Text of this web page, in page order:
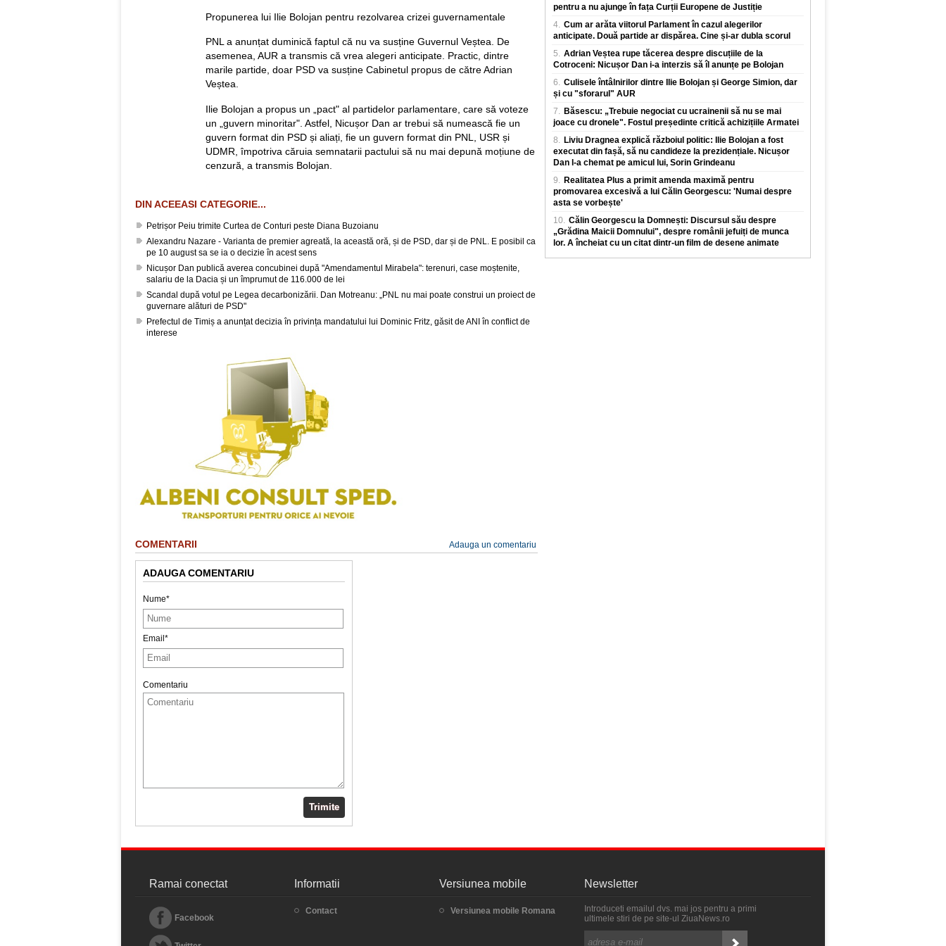
Propunerea lui Ilie Bolojan pentru rezolvarea crizei guvernamentale
PNL a anunțat duminică faptul că nu va susține Guvernul Veștea. De
asemenea, AUR a transmis că vrea alegeri anticipate. Practic, dintre
marile partide, doar PSD va susține Cabinetul propus de către Adrian
Veștea.
Ilie Bolojan a propus un „pact" al partidelor parlamentare, care să voteze
un „guvern minoritar". Astfel, Nicușor Dan ar trebui să numească fie un
guvern format din PSD și aliați, fie un guvern format din PNL, USR și
UDMR, împotriva căruia semnatarii pactului să nu mai depună moțiune de
cenzură, a transmis Bolojan.
DIN ACEEASI CATEGORIE...
Petrișor Peiu trimite Curtea de Conturi peste Diana Buzoianu
Alexandru Nazare - Varianta de premier agreată, la această oră, și de PSD, dar și de PNL. E posibil ca
pe 10 august sa se ia o decizie în acest sens
Nicușor Dan publică averea concubinei după "Amendamentul Mirabela": terenuri, case moștenite,
salariu de la Dacia și un împrumut de 116.000 de lei
Scandal după votul pe Legea decarbonizării. Dan Motreanu: „PNL nu mai poate construi un proiect de
guvernare alături de PSD"
Prefectul de Timiș a anunțat decizia în privința mandatului lui Dominic Fritz, găsit de ANI în conflict de
interese
COMENTARII Adauga un comentariu
ADAUGA COMENTARIU
Nume*
Email*
Comentariu
Trimite
pentru a nu ajunge în fața Curții Europene de Justiție
4. Cum ar arăta viitorul Parlament în cazul alegerilor
anticipate. Două partide ar dispărea. Cine și-ar dubla scorul
5. Adrian Veștea rupe tăcerea despre discuțiile de la
Cotroceni: Nicușor Dan i-a interzis să îl anunțe pe Bolojan
6. Culisele întâlnirilor dintre Ilie Bolojan și George Simion, dar
și cu "sforarul" AUR
7. Băsescu: „Trebuie negociat cu ucrainenii să nu se mai
joace cu dronele". Fostul președinte critică achizițiile Armatei
8. Liviu Dragnea explică războiul politic: Ilie Bolojan a fost
executat din fașă, să nu candideze la prezidențiale. Nicușor
Dan l-a chemat pe amicul lui, Sorin Grindeanu
9. Realitatea Plus a primit amenda maximă pentru
promovarea excesivă a lui Călin Georgescu: 'Numai despre
asta se vorbește'
10. Călin Georgescu la Domnești: Discursul său despre
„Grădina Maicii Domnului", despre românii jefuiți de munca
lor. A încheiat cu un citat dintr-un film de desene animate
Ramai conectat
Facebook
Informatii
Contact
Versiunea mobile
Versiunea mobile Romana
Newsletter
Introduceti emailul dvs. mai jos pentru a primi
ultimele stiri de pe site-ul ZiuaNews.ro